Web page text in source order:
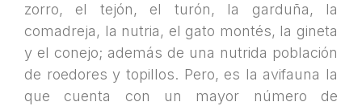
zorro, el tejón, el turón, la garduña, la
comadreja, la nutria, el gato montés, la gineta
y el conejo; además de una nutrida población
de roedores y topillos. Pero, es la avifauna la
que cuenta con un mayor número de